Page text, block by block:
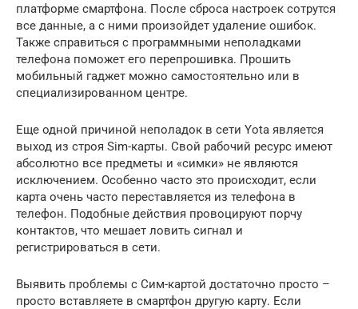
платформе смартфона. После сброса настроек сотрутся
все данные, а с ними произойдет удаление ошибок.
Также справиться с программными неполадками
телефона поможет его перепрошивка. Прошить
мобильный гаджет можно самостоятельно или в
специализированном центре.
Еще одной причиной неполадок в сети Yota является
выход из строя Sim-карты. Свой рабочий ресурс имеют
абсолютно все предметы и «симки» не являются
исключением. Особенно часто это происходит, если
карта очень часто переставляется из телефона в
телефон. Подобные действия провоцируют порчу
контактов, что мешает ловить сигнал и
регистрироваться в сети.
Выявить проблемы с Сим-картой достаточно просто –
просто вставляете в смартфон другую карту. Если